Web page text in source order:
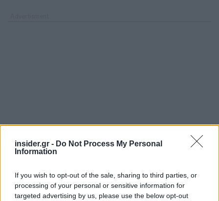
insider.gr - Do Not Process My Personal
Information
If you wish to opt-out of the sale, sharing to third parties, or
processing of your personal or sensitive information for
targeted advertising by us, please use the below opt-out